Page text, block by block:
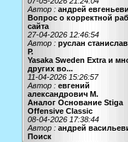
Автор : андрей
Вопрос о корректной
сайта
27-04-2026 12:46:54
Автор : руслан
Р.
Yasaka Sweden Extra и
других во...
11-04-2026 15:26:57
Автор : евгений
александрович М.
Аналог Основание Stiga
Offensive Classic
08-04-2026 17:38:44
Автор : андрей
Поиск